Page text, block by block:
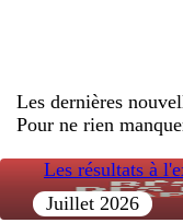
Les dernières
Pour ne rien
Juillet 2026
Les résultats à